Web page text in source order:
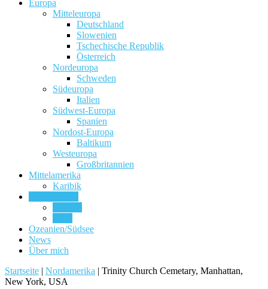
Europa
Mitteleuropa
Deutschland
Slowenien
Tschechische Republik
Österreich
Nordeuropa
Schweden
Südeuropa
Italien
Südwest-Europa
Spanien
Nordost-Europa
Baltikum
Westeuropa
Großbritannien
Mittelamerika
Karibik
Ozeanien/Südsee
News
Über mich
Startseite | Nordamerika | Trinity Church Cemetary, Manhattan,
New York, USA